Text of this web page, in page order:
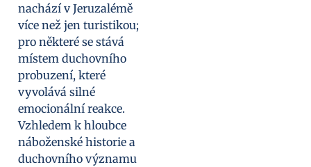
nachází v Jeruzalémě
více než jen turistikou;
pro některé se stává
místem duchovního
probuzení, které
vyvolává silné
emocionální reakce.
Vzhledem k hloubce
náboženské historie a
duchovního významu